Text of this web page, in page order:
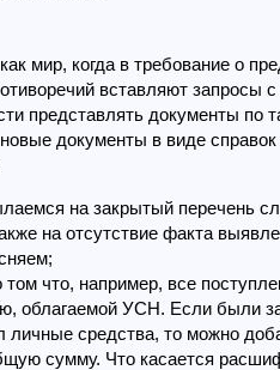
мир, когда в требование о
вставляют запросы
представлять документы по
документы в виде
на закрытый перечень
на отсутствие факта
что, например, все
облагаемой УСН. Если были
личные средства, то можно
сумму. Что касается